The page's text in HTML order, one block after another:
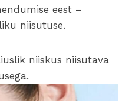
eest –
niisutuse.
niiskus niisutava